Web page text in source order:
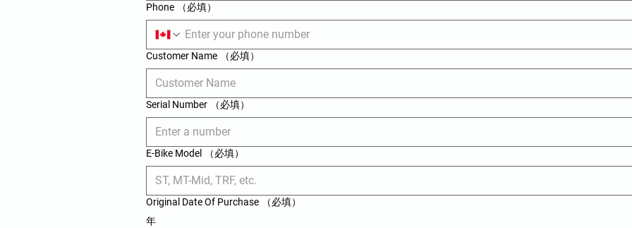
Phone （必填）
Customer Name （必填）
Serial Number （必填）
E-Bike Model （必填）
Original Date Of Purchase
（必填）
年